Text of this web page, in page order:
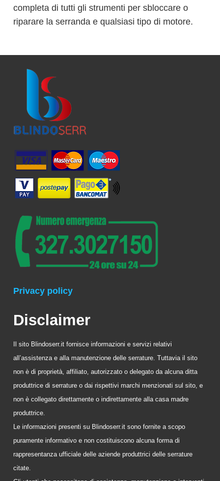
completa di tutti gli strumenti per sbloccare o
riparare la serranda e qualsiasi tipo di motore.
Privacy policy
Disclaimer
Il sito Blindoserr.it fornisce informazioni e servizi relativi
all’assistenza e alla manutenzione delle serrature. Tuttavia il sito
non è di proprietà, affiliato, autorizzato o delegato da alcuna ditta
produttrice di serrature o dai rispettivi marchi menzionati sul sito, e
non è collegato direttamente o indirettamente alla casa madre
produttrice.
Le informazioni presenti su Blindoserr.it sono fornite a scopo
puramente informativo e non costituiscono alcuna forma di
rappresentanza ufficiale delle aziende produttrici delle serrature
citate.